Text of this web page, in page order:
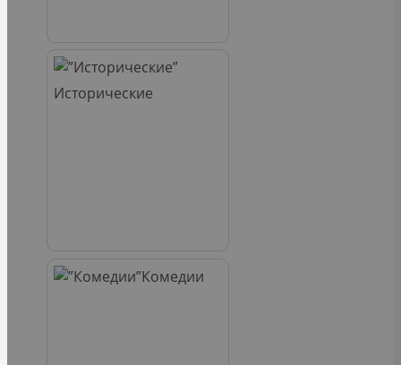
Исторические
Комедии